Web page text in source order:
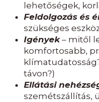
lehetőségek,
Feldolgozás és
szükséges
Igények– mitől
komfortosabb,
távon?)
Ellátási
szemétszállítás,